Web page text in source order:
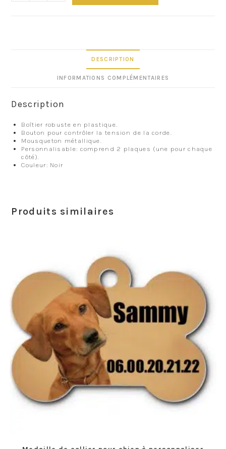
DESCRIPTION
INFORMATIONS COMPLÉMENTAIRES
Description
Boîtier robuste en plastique.
Bouton pour contrôler la tension de la corde.
Mousqueton métallique.
Personnalisable: comprend 2 plaques (une pour chaque
côté).
Couleur: Noir
Produits similaires